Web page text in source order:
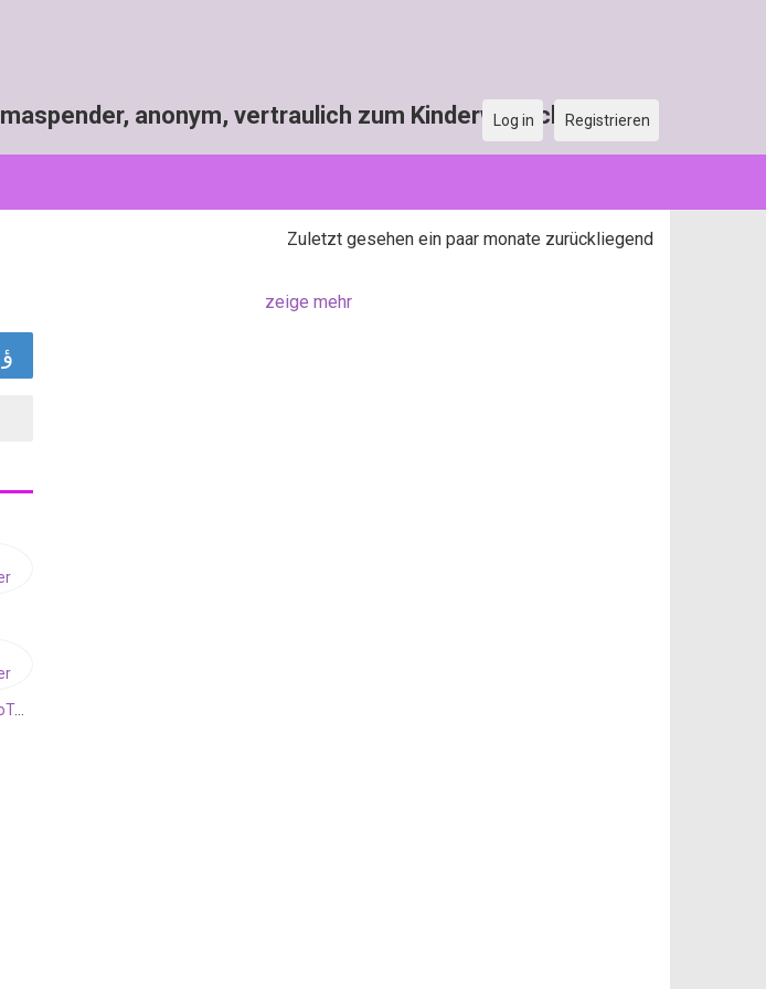
anonym, vertraulich zum Kinderwunsch
Log in Registrieren
Zuletzt gesehen ein paar monate zurückliegend
NiklasFfoTeleGram
zeige mehr